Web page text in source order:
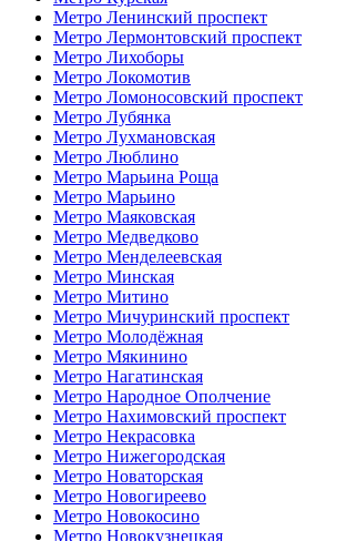
Метро Ленинский проспект
Метро Лермонтовский проспект
Метро Лихоборы
Метро Локомотив
Метро Ломоносовский проспект
Метро Лубянка
Метро Лухмановская
Метро Люблино
Метро Марьина Роща
Метро Марьино
Метро Маяковская
Метро Медведково
Метро Менделеевская
Метро Минская
Метро Митино
Метро Мичуринский проспект
Метро Молодёжная
Метро Мякинино
Метро Нагатинская
Метро Народное Ополчение
Метро Нахимовский проспект
Метро Некрасовка
Метро Нижегородская
Метро Новаторская
Метро Новогиреево
Метро Новокосино
Метро Новокузнецкая